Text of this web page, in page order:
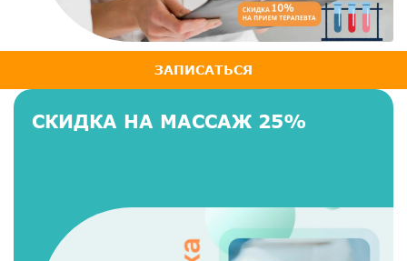
ЗАПИСАТЬСЯ
СКИДКА НА МАССАЖ 25%